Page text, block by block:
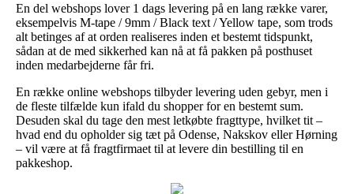
En del webshops lover 1 dags levering på en lang række varer,
eksempelvis M-tape / 9mm / Black text / Yellow tape, som trods
alt betinges af at orden realiseres inden et bestemt tidspunkt,
sådan at de med sikkerhed kan nå at få pakken på posthuset
inden medarbejderne får fri.
En række online webshops tilbyder levering uden gebyr, men i
de fleste tilfælde kun ifald du shopper for en bestemt sum.
Desuden skal du tage den mest letkøbte fragttype, hvilket tit –
hvad end du opholder sig tæt på Odense, Nakskov eller Hørning
– vil være at få fragtfirmaet til at levere din bestilling til en
pakkeshop.